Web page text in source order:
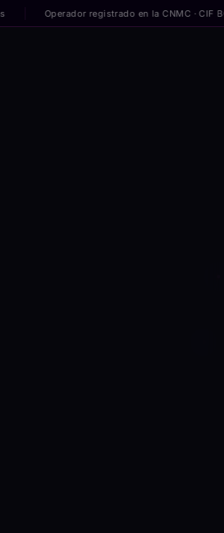
Operador registrado en la CNMC · CIF